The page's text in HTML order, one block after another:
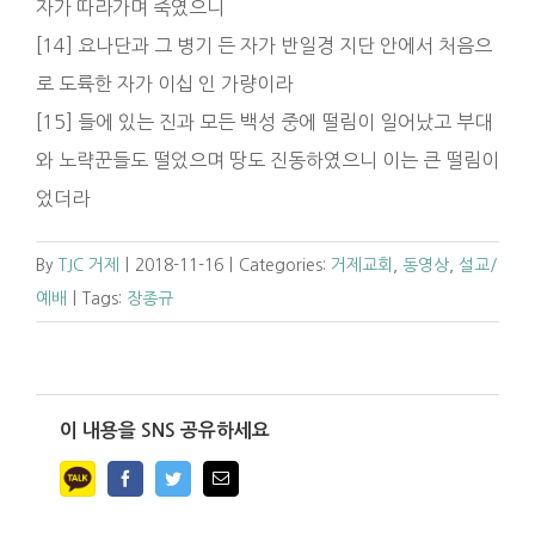
자가 따라가며 죽였으니
[14] 요나단과 그 병기 든 자가 반일경 지단 안에서 처음으
로 도륙한 자가 이십 인 가량이라
[15] 들에 있는 진과 모든 백성 중에 떨림이 일어났고 부대
와 노략꾼들도 떨었으며 땅도 진동하였으니 이는 큰 떨림이
었더라
By TJC 거제 2018-11-16 Categories: 거제교회 동영상
설교/
예배
Tags: 장종규
이 내용을 SNS 공유하세요
FacebookTwitterEmail